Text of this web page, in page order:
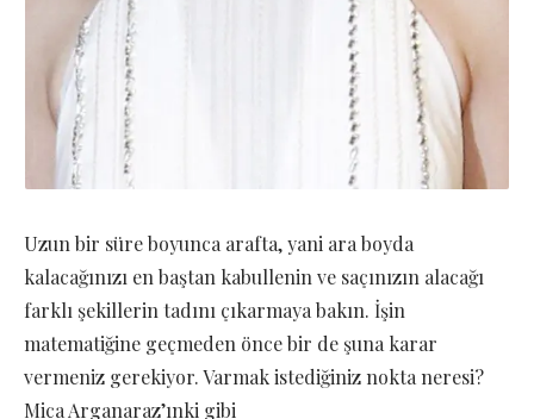
Uzun bir süre boyunca arafta, yani ara boyda
kalacağınızı en baştan kabullenin ve saçınızın alacağı
farklı şekillerin tadını çıkarmaya bakın. İşin
matematiğine geçmeden önce bir de şuna karar
vermeniz gerekiyor. Varmak istediğiniz nokta neresi?
Mica Arganaraz’ınki gibi